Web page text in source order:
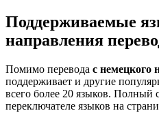
Поддерживаемые
направления
Помимо перевода с немецкого
поддерживает и другие
всего более 20 языков. Полный
переключателе языков на